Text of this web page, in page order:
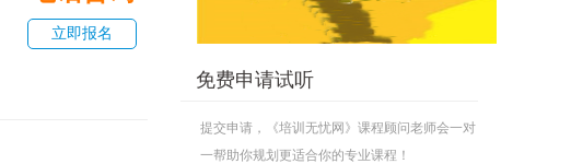
立即报名
免费申请试听
提交申请，《培训无忧网》课程顾问老师会一对
一帮助你规划更适合你的专业课程！